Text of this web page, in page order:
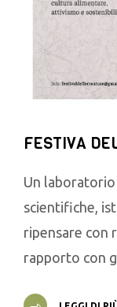
FESTIVA
Un laboratorio
scientifiche,
ripensare con
rapporto con